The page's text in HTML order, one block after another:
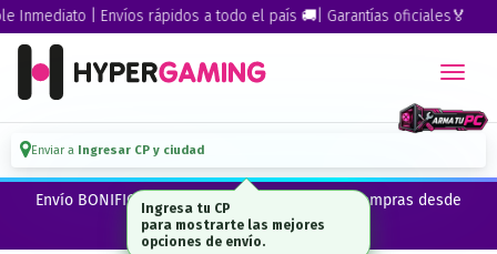
| Envíos rápidos a todo el país 🚚| Garantías oficiales🏅
Enviar a Ingresar CP y ciudad
Envío BONIFICADO a CABA · GBA ·La Plata en compras desde
$300.000*
Ingresa tu CP
para mostrarte las mejores
opciones de envío.